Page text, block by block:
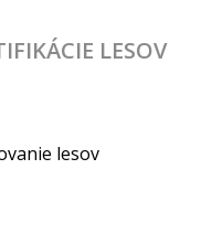
LESOV
lesov